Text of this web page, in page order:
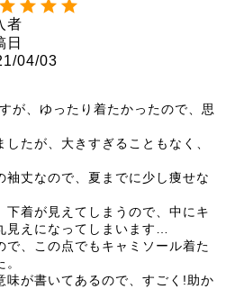
者
日
04/03
が、ゆったり着たかったので、思
たが、大きすぎることもなく、
袖丈なので、夏までに少し痩せな
下着が見えてしまうので、中にキ
見えになってしまいます…
で、この点でもキャミソール着た
味が書いてあるので、すごく!助か